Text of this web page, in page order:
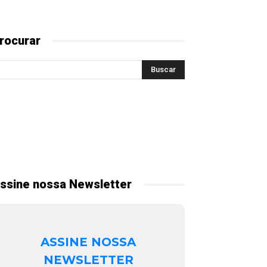
nossa Newsletter
ASSINE NOSSA
NEWSLETTER